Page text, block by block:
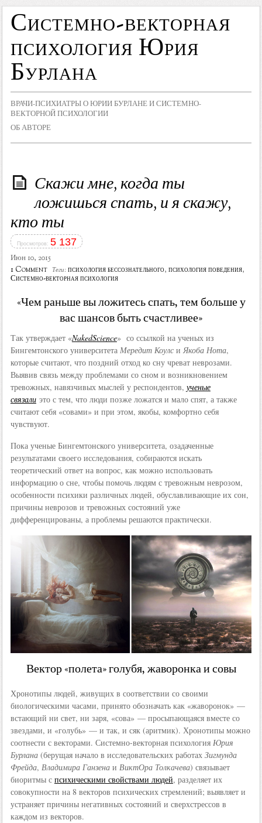
Системно-векторная
психология Юрия
Бурлана
ВРАЧИ-ПСИХИАТРЫ О ЮРИИ БУРЛАНЕ И СИСТЕМНО-
ВЕКТОРНОЙ ПСИХОЛОГИИ
ОБ АВТОРЕ
Скажи мне, когда ты
ложишься спать, и я скажу,
кто ты
Просмотров: 5 137
Июн 10, 2015
1 Comment Теги:психология бессознательного, психология поведения,
Системно-векторная психология
«Чем раньше вы ложитесь спать, тем больше у
вас шансов быть счастливее»
Так утверждает «NakedScience» со ссылкой на ученых из
Бингемтонского университета Мередит Коулси Якоба Нота,
которые считают, что поздний отход ко сну чреват неврозами.
Выявив связь между проблемами со сном и возникновением
тревожных, навязчивых мыслей у респондентов, ученые
связалиэто с тем, что люди позже ложатся и мало спят, а также
считают себя «совами» и при этом, якобы, комфортно себя
чувствуют.
Пока ученые Бингемтонского университета, озадаченные
результатами своего исследования, собираются искать
теоретический ответ на вопрос, как можно использовать
информацию о сне, чтобы помочь людям с тревожным неврозом,
особенности психики различных людей, обуславливающие их сон,
причины неврозов и тревожных состояний уже
дифференцированы, а проблемы решаются практически.
Вектор «полета» голубя, жаворонка и совы
Хронотипы людей, живущих в соответствии со своими
биологическими часами, принято обозначать как «жаворонок» —
встающий ни свет, ни заря, «сова» — просыпающаяся вместе со
звездами, и «голубь» — и так, и сяк (аритмик). Хронотипы можно
соотнести с векторами. Системно-векторная психология Юрия
Бурлана(берущая начало в исследовательских работах Зигмунда
Фрейда, Владимира Ганзенаи ВиктОра Толкачева) связывает
биоритмы с психическими свойствами людей, разделяет их
совокупности на 8 векторов психических стремлений; выявляет и
устраняет причины негативных состояний и сверхстрессов в
каждом из векторов.